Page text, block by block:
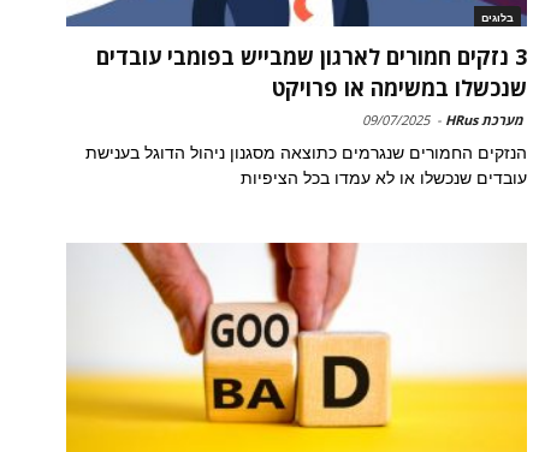
בלוגים
3 נזקים חמורים לארגון שמבייש בפומבי עובדים
שנכשלו במשימה או פרויקט
מערכת HRus -
09/07/2025
הנזקים החמורים שנגרמים כתוצאה מסגנון ניהול הדוגל בענישת
עובדים שנכשלו או לא עמדו בכל הציפיות